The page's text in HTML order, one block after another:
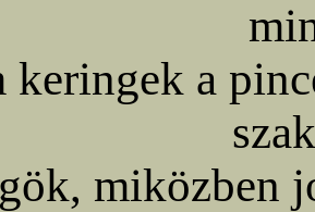
keringek a
miközben